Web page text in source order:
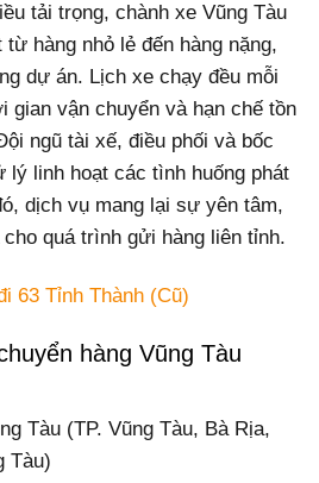
tải trọng, chành xe Vũng Tàu
hàng nhỏ lẻ đến hàng nặng,
dự án. Lịch xe chạy đều mỗi
gian vận chuyển và hạn chế tồn
ngũ tài xế, điều phối và bốc
lý linh hoạt các tình huống phát
dịch vụ mang lại sự yên tâm,
quá trình gửi hàng liên tỉnh.
63 Tỉnh Thành (Cũ)
hàng Vũng Tàu
Tàu (TP. Vũng Tàu, Bà Rịa,
Tàu)